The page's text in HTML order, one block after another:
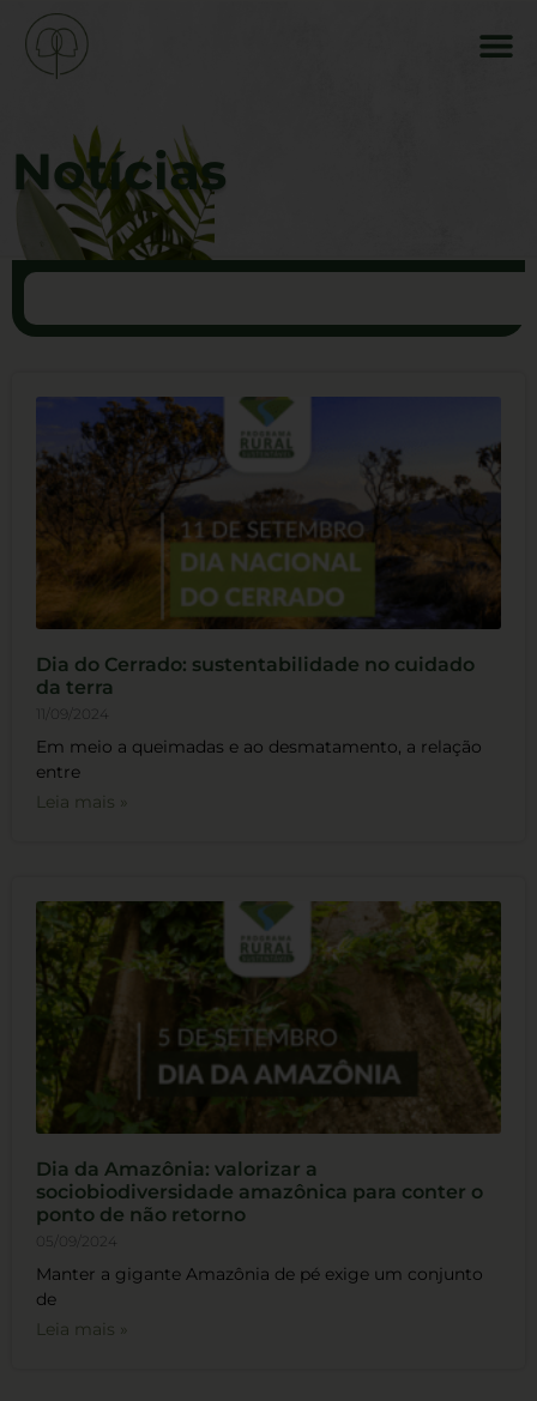
Notícias
Dia do Cerrado: sustentabilidade no cuidado
da terra
11/09/2024
Em meio a queimadas e ao desmatamento, a relação
entre
Leia mais »
Dia da Amazônia: valorizar a
sociobiodiversidade amazônica para conter o
ponto de não retorno
05/09/2024
Manter a gigante Amazônia de pé exige um conjunto
de
Leia mais »